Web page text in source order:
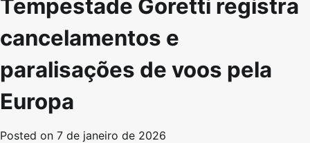
Tempestade Goretti registra
cancelamentos e
paralisações de voos pela
Europa
Posted on 7 de janeiro de 2026